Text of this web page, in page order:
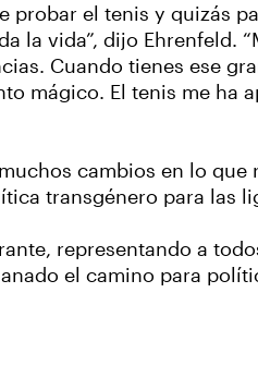
probar el tenis y quizás
la vida”, dijo Ehrenfeld.
Cuando tienes ese
mágico. El tenis me ha
cambios en lo que
transgénero para las
representando a
el camino para